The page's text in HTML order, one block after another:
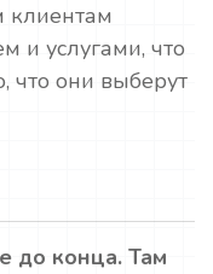
клиентам
и услугами, что
что они выберут
до конца. Там